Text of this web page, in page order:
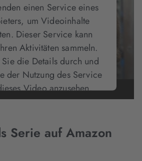
einen Service eines
um Videoinhalte
Dieser Service kann
Aktivitäten sammeln.
Sie die Details durch und
der Nutzung des Service
Video anzusehen.
Informationen
Serie auf Amazon